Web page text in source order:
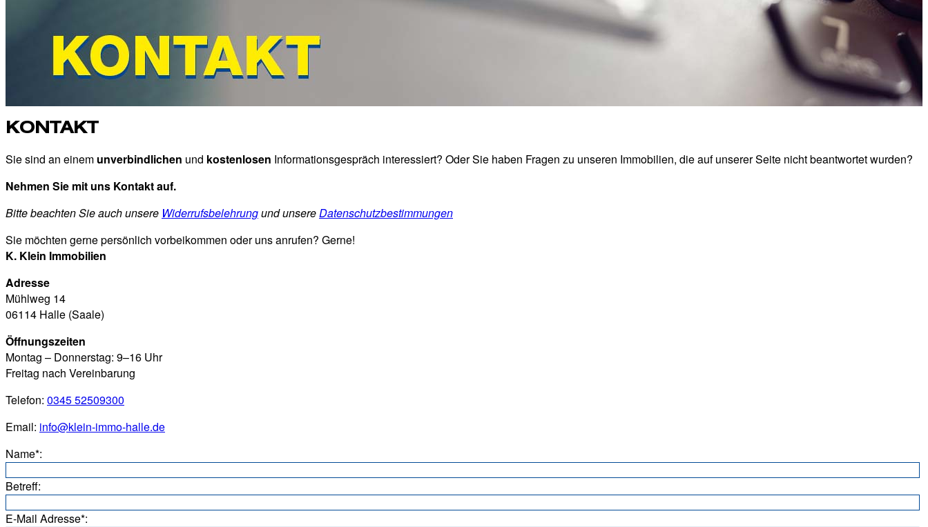
KONTAKT
Sie sind an einem unverbindlichen und kostenlosen Informationsgespräch interessiert? Oder Sie haben Fragen zu unseren Immobilien, die auf unserer Seite nicht beantwortet wurden?
Nehmen Sie mit uns Kontakt auf.
Bitte beachten Sie auch unsere Widerrufsbelehrungund unsereDatenschutzbestimmungen
Sie möchten gerne persönlich vorbeikommen oder uns anrufen? Gerne!
K. Klein Immobilien
Adresse
Mühlweg 14
06114 Halle (Saale)
Öffnungszeiten
Montag – Donnerstag: 9–16 Uhr
Freitag nach Vereinbarung
Telefon: 0345 52509300
Email: info@klein-immo-halle.de
Name*:
Betreff:
E-Mail Adresse*: